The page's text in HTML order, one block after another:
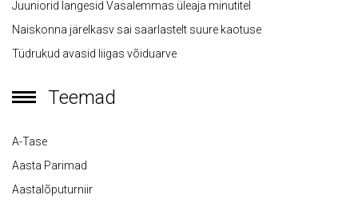
Juuniorid langesid Vasalemmas üleaja minutitel
Naiskonna järelkasv sai saarlastelt suure kaotuse
Tüdrukud avasid liigas võiduarve
Teemad
A-Tase
Aasta Parimad
Aastalõputurniir